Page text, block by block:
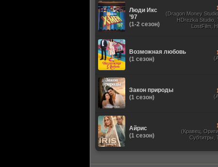
Люди Икс
’97
(1-2 сезон)
(Dragon Money
HDrezka Studio,
LostFilm,
Возможная любовь
(1 сезон)
Закон природы
(1 сезон)
Айрис
(1 сезон)
(Кравец,
Субтитры,